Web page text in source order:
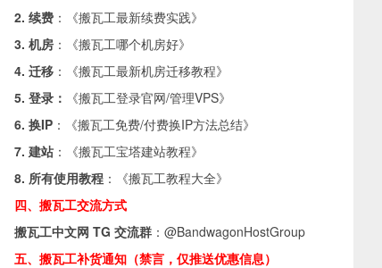
2. 续费 ：《搬瓦工最新续费实践》
3. 机房 ：《搬瓦工哪个机房好》
4. 迁移 ：《搬瓦工最新机房迁移教程》
5. 登录：
《搬瓦工登录官网/管理VPS》
6. 换IP ：《搬瓦工免费/付费换IP方法总结》
7. 建站 ：《搬瓦工宝塔建站教程》
8. 所有使用教程 ：《搬瓦工教程大全》
四、搬瓦工交流方式
搬瓦工中文网 TG 交流群 ： @BandwagonHostGroup
五、搬瓦工补货通知（禁言，仅推送优惠信息）